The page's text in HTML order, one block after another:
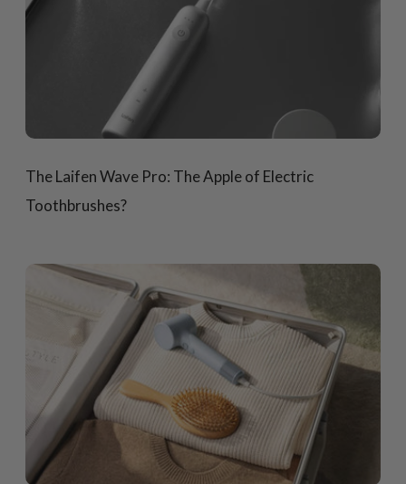
The Laifen Wave Pro: The Apple of Electric
Toothbrushes?